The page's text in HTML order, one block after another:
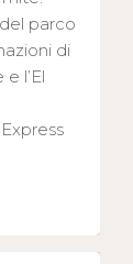
parco
di
l’El